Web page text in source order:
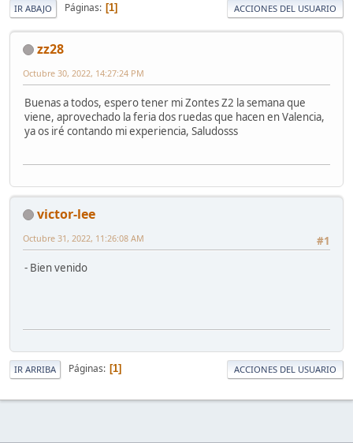
IR ABAJO Páginas 1 ACCIONES DEL USUARIO
zz28
Octubre 30, 2022, 14:27:24 PM
Buenas a todos, espero tener mi Zontes Z2 la semana que
viene, aprovechado la feria dos ruedas que hacen en Valencia,
ya os iré contando mi experiencia, Saludosss
victor-lee
#1
Octubre 31, 2022, 11:26:08 AM
- Bien venido
IR ARRIBA Páginas 1 ACCIONES DEL USUARIO